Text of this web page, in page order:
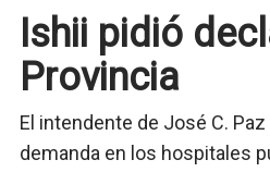
Ishii pidió
Provincia
El intendente de José C.
demanda en los hospitales